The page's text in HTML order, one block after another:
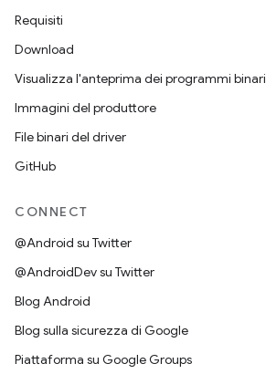
Requisiti
Download
Visualizza l'anteprima dei programmi binari
Immagini del produttore
File binari del driver
GitHub
CONNECT
@Android su Twitter
@AndroidDev su Twitter
Blog Android
Blog sulla sicurezza di Google
Piattaforma su Google Groups